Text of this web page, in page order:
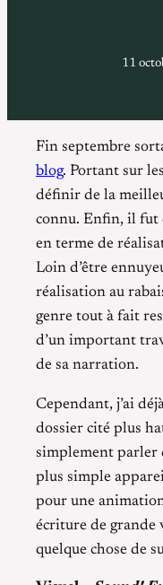
11
Fin septembre
blog. Portant sur
définir de la
connu. Enfin, il fut
en terme de
Loin d’être
réalisation au
genre tout à fait
d’un important
de sa narration.
Cependant, j’ai
dossier cité plus
simplement parler
plus simple
pour une
écriture de grande
quelque chose de